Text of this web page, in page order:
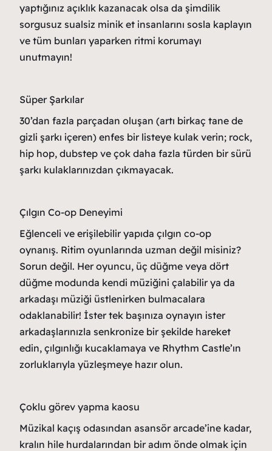
yaptığınız açıklık kazanacak olsa da şimdilik
sorgusuz sualsiz minik et insanlarını sosla kaplayın
ve tüm bunları yaparken ritmi korumayı
unutmayın!
Süper Şarkılar
30’dan fazla parçadan oluşan (artı birkaç tane de
gizli şarkı içeren) enfes bir listeye kulak verin; rock,
hip hop, dubstep ve çok daha fazla türden bir sürü
şarkı kulaklarınızdan çıkmayacak.
Çılgın Co-op Deneyimi
Eğlenceli ve erişilebilir yapıda çılgın co-op
oynanış. Ritim oyunlarında uzman değil misiniz?
Sorun değil. Her oyuncu, üç düğme veya dört
düğme modunda kendi müziğini çalabilir ya da
arkadaşı müziği üstlenirken bulmacalara
odaklanabilir! İster tek başınıza oynayın ister
arkadaşlarınızla senkronize bir şekilde hareket
edin, çılgınlığı kucaklamaya ve Rhythm Castle’ın
zorluklarıyla yüzleşmeye hazır olun.
Çoklu görev yapma kaosu
Müzikal kaçış odasından asansör arcade’ine kadar,
kralın hile hurdalarından bir adım önde olmak için